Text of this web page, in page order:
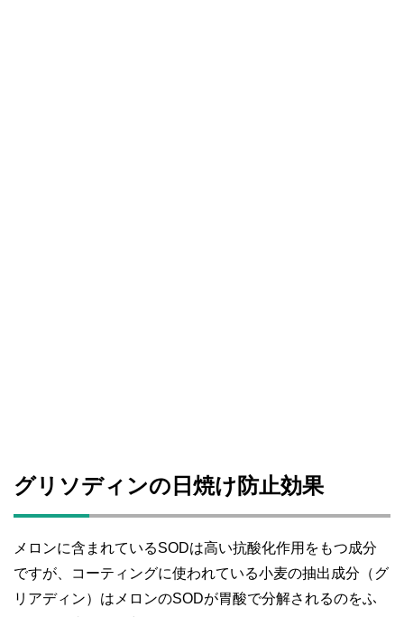
グリソディンの日焼け防止効果
メロンに含まれているSODは高い抗酸化作用をもつ成分
ですが、コーティングに使われている小麦の抽出成分（グ
リアディン）はメロンのSODが胃酸で分解されるのをふ